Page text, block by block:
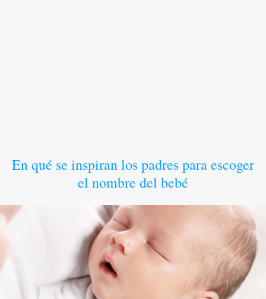
En qué se inspiran los padres para escoger
el nombre del bebé